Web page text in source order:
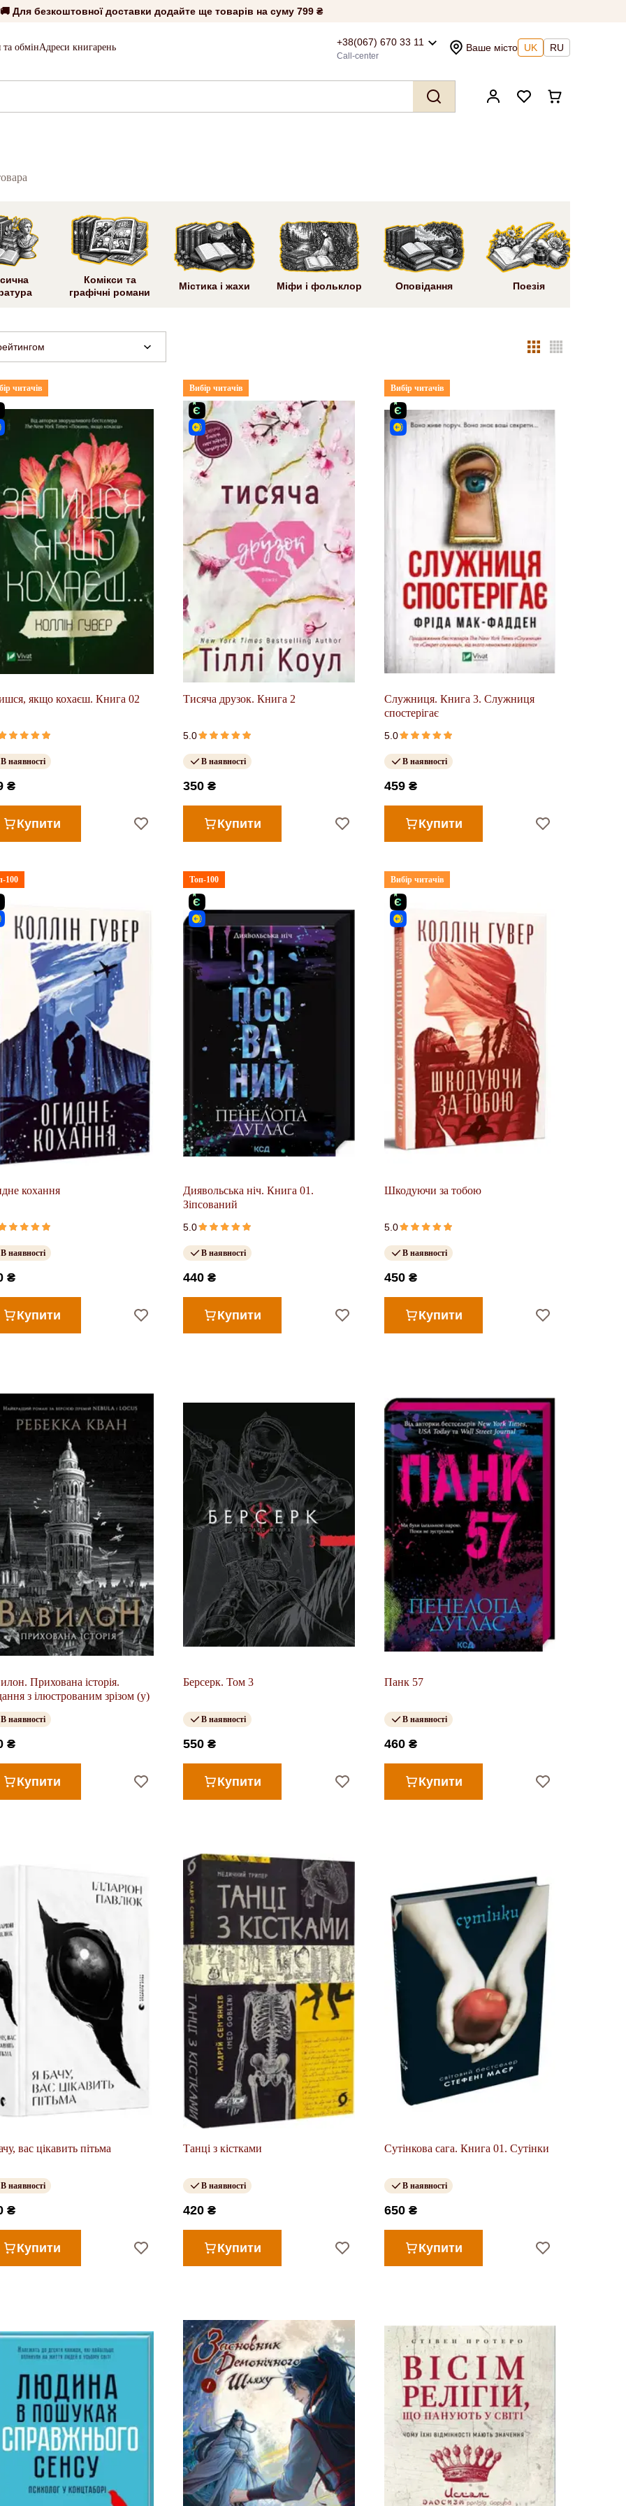
🚚 Для безкоштовної доставки додайте ще товарів на суму 799 ₴
обмінАдреси книгарень +38(067) 670 33 11
Call-center
Ваше місто UK RU
Комікси та
графічні романи
Містика і жахи Міфи і фольклор Оповідання Поезія
читачів
якщо кохаєш. Книга 02
В наявності
₴
Купити
Вибір читачів
Тисяча друзок. Книга 2
5.0
В наявності
350 ₴
Купити
Вибір читачів
Служниця. Книга 3. Служниця
спостерігає
5.0
В наявності
459 ₴
Купити
100
кохання
В наявності
₴
Купити
Топ-100
Диявольська ніч. Книга 01.
Зіпсований
5.0
В наявності
440 ₴
Купити
Вибір читачів
Шкодуючи за тобою
5.0
В наявності
450 ₴
Купити
Прихована історія.
з ілюстрованим зрізом (у)
В наявності
₴
Купити
Берсерк. Том 3
В наявності
550 ₴
Купити
Панк 57
В наявності
460 ₴
Купити
вас цікавить пітьма
В наявності
₴
Купити
Танці з кістками
В наявності
420 ₴
Купити
Сутінкова сага. Книга 01. Сутінки
В наявності
650 ₴
Купити